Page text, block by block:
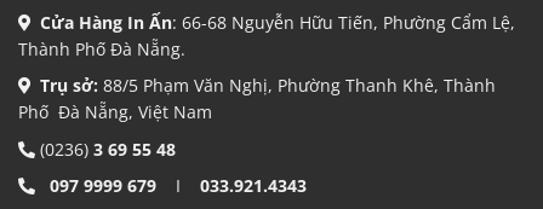
Cửa Hàng In Ấn: 66-68 Nguyễn Hữu Tiến, Phường Cẩm Lệ,
Thành Phố Đà Nẵng.
Trụ sở: 88/5 Phạm Văn Nghị, Phường Thanh Khê, Thành
Phố Đà Nẵng, Việt Nam
(0236) 3 69 55 48
097 9999 679 I 033.921.4343